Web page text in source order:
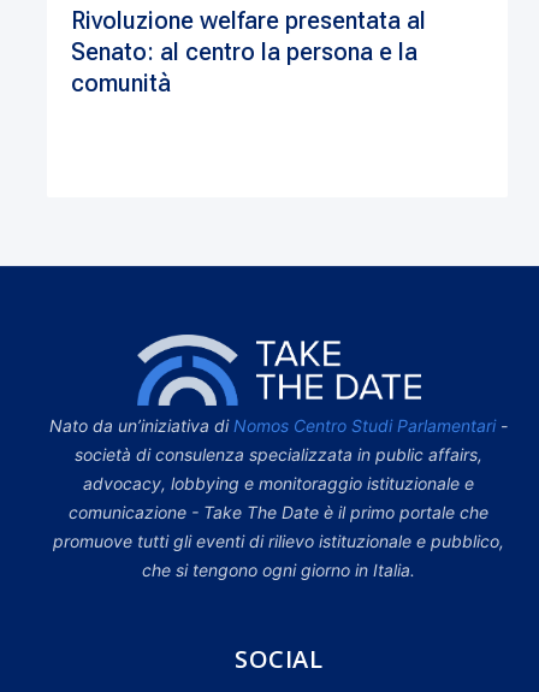
Rivoluzione welfare presentata al
Senato: al centro la persona e la
comunità
Nato da un’iniziativa di Nomos Centro Studi Parlamentari-
società di consulenza specializzata in public affairs,
advocacy, lobbying e monitoraggio istituzionale e
comunicazione - Take The Date è il primo portale che
promuove tutti gli eventi di rilievo istituzionale e pubblico,
che si tengono ogni giorno in Italia.
SOCIAL